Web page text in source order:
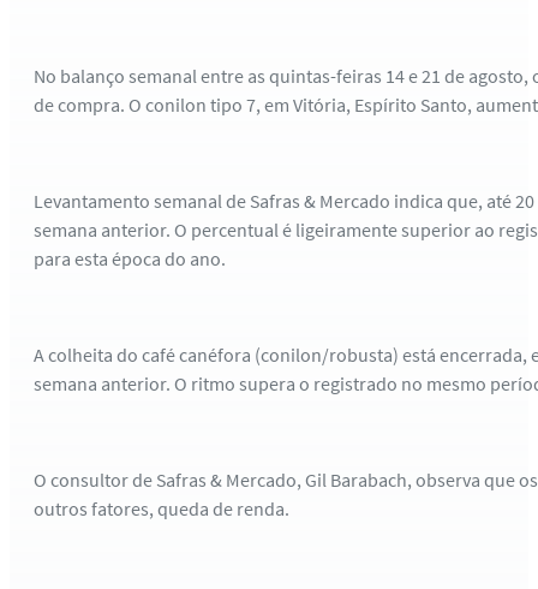
No balanço semanal entre as quintas-feiras 14 e 21 de
de compra. O conilon tipo 7, em Vitória, Espírito Santo,
Levantamento semanal de Safras & Mercado indica que, até
semana anterior. O percentual é ligeiramente superior ao
para esta época do ano.
A colheita do café canéfora (conilon/robusta) está encerrada,
semana anterior. O ritmo supera o registrado no mesmo
O consultor de Safras & Mercado, Gil Barabach, observa
outros fatores, queda de renda.